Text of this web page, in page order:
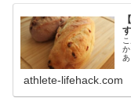
athlete-lifehack.com